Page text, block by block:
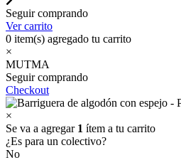
Seguir comprando
Ver carrito
0 item(s) agregado tu carrito
×
MUTMA
Seguir comprando
Checkout
×
Se va a agregar 1 ítem a tu carrito
¿Es para un colectivo?
No